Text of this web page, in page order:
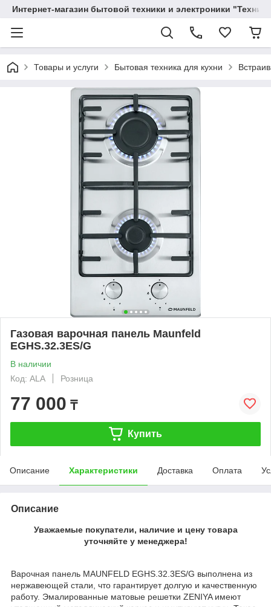
Интернет-магазин бытовой техники и электроники
Товары и услуги Бытовая техника для кухни
Газовая варочная панель Maunfeld
EGHS.32.3ES/G
В наличии
Код: ALA
Розница
77 000 ₸
Купить
Описание Характеристики Доставка Оплата
Описание
Уважаемые покупатели, наличие и цену товара
уточняйте у менеджера!
Варочная панель MAUNFELD EGHS.32.3ES/G выполнена из
нержавеющей стали, что гарантирует долгую и качественную
работу. Эмалированные матовые решетки ZENIYA имеют